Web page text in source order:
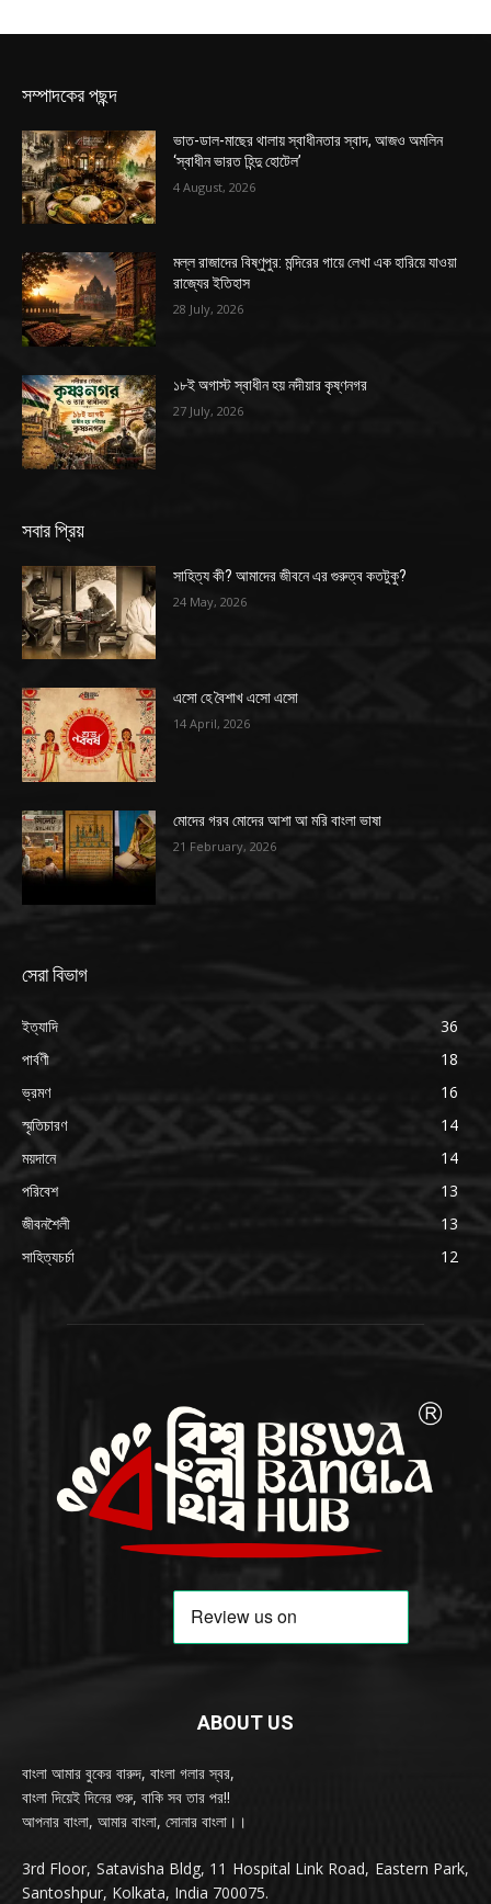
সম্পাদকের পছন্দ
ভাত-ডাল-মাছের থালায় স্বাধীনতার স্বাদ, আজও অমলিন
‘স্বাধীন ভারত হিন্দু হোটেল’
4 August, 2026
মল্ল রাজাদের বিষ্ণুপুর: মন্দিরের গায়ে লেখা এক হারিয়ে যাওয়া
রাজ্যের ইতিহাস
28 July, 2026
১৮ই অগাস্ট স্বাধীন হয় নদীয়ার কৃষ্ণনগর
27 July, 2026
সবার প্রিয়
সাহিত্য কী? আমাদের জীবনে এর গুরুত্ব কতটুকু?
24 May, 2026
এসো হে বৈশাখ এসো এসো
14 April, 2026
মোদের গরব মোদের আশা আ মরি বাংলা ভাষা
21 February, 2026
সেরা বিভাগ
ইত্যাদি
36
পার্বণী
18
ভ্রমণ
16
স্মৃতিচারণ
14
ময়দানে
14
পরিবেশ
13
জীবনশৈলী
13
সাহিত্যচর্চা
12
ABOUT US
বাংলা আমার বুকের বারুদ, বাংলা গলার স্বর,
বাংলা দিয়েই দিনের শুরু, বাকি সব তার পর!!
আপনার বাংলা, আমার বাংলা, সোনার বাংলা।।
3rd Floor, Satavisha Bldg, 11 Hospital Link Road, Eastern Park,
Santoshpur, Kolkata, India 700075.